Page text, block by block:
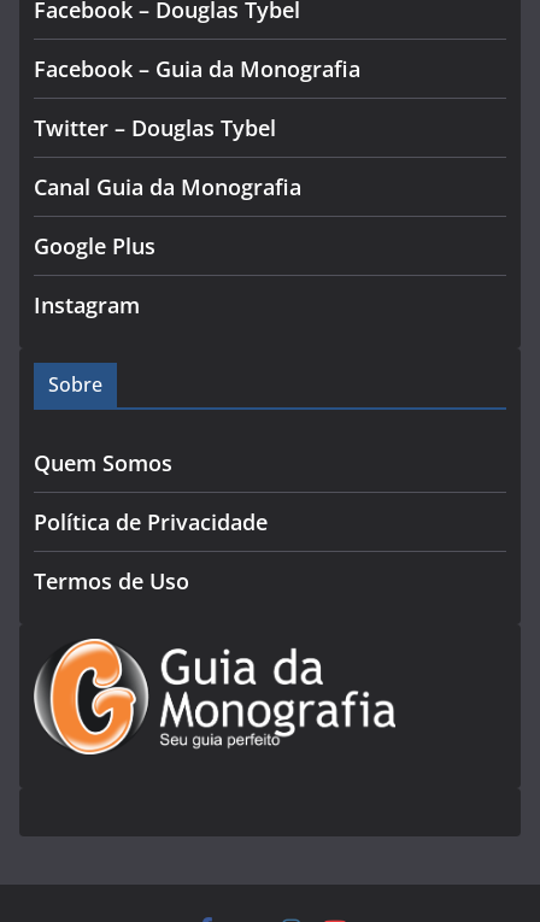
Facebook – Douglas Tybel
Facebook – Guia da Monografia
Twitter – Douglas Tybel
Canal Guia da Monografia
Google Plus
Instagram
Sobre
Quem Somos
Política de Privacidade
Termos de Uso